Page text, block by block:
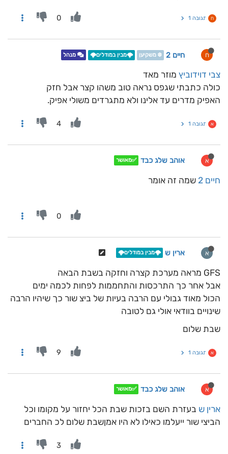
ח תגובה 1 0
ח חיים 2 ❄️ משקיען 🌩️מבין במודלים🌩️ מנהל
צבי דוידוביץ מוזר מאד
כולה כתבתי שגפס נראה טוב משהו קצר אבל חזק
האפיק מדרים עד אלינו ולא מתגרדים משולי אפיק.
א תגובה 1 4
א אוהב שלג כבד ✅מאושר
חיים 2 שמה זה אומר
0
א ארין ש 🌩️מבין במודלים🌩️
GFS מראה מערכת קצרה וחזקה בשבת הבאה
אבל אחר כך התרכסות והתחממות לפחות לכמה ימים
הכול מאוד גבולי עם הרבה בעיות של ביצ שור כך שיהיו הרבה
שינויים בוודאי אולי גם לטובה
שבת שלום
א תגובה 1 9
א אוהב שלג כבד ✅מאושר
ארין ש בעזרת השם בזכות שבת הכל יחזור על מקומו וכל
הביצי שור ייעלמו כאילו לא היו אמןשבת שלום לכ החברים
3